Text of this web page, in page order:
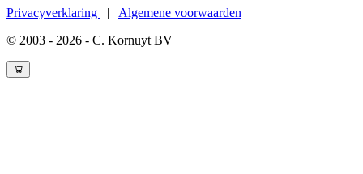
Privacyverklaring | Algemene voorwaarden
© 2003 - 2026 - C. Kornuyt BV